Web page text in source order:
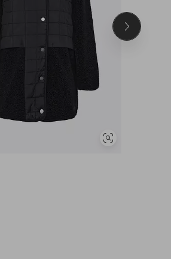
Vis
Neste